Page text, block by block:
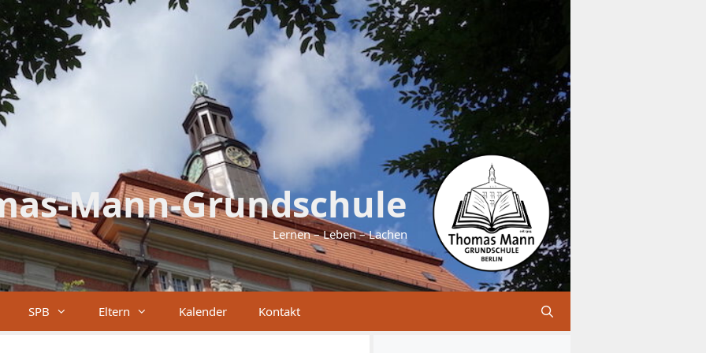
Mann-Grundschule
Lernen – Leben – Lachen
SPB Eltern Kalender Kontakt